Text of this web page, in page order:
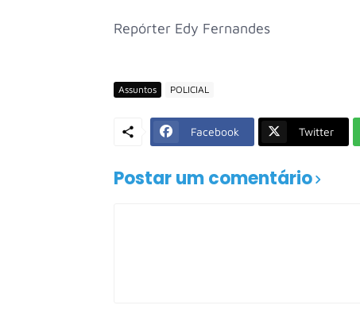
Repórter Edy Fernandes
Assuntos POLICIAL
Facebook Twitter
Postar um comentário